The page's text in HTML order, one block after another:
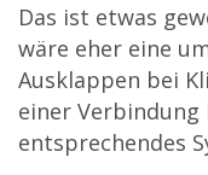
Das ist etwas
wäre eher eine
Ausklappen bei
einer Verbindung
entsprechendes